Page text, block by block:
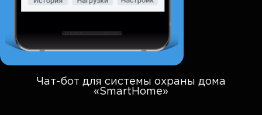
Чат-бот для системы охраны дома
«SmartHome»